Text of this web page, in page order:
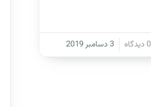
0 دیدگاه
/ 3 دسامبر 2019